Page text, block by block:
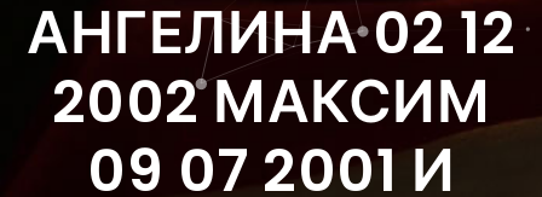
АНГЕЛИНА 02 12
2002 МАКСИМ
09 07 2001 И